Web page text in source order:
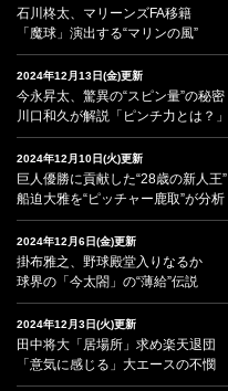
石川柊太、マリーンズFA移籍
「魔球」演出する“マリンの風”
2024年12月13日(金)更新
今永昇太、驚異の“スピン量”の秘密
川口和久が解説「ピンチ力とは？」
2024年12月10日(火)更新
巨人優勝に貢献した“28歳の新人王”
船迫大雅を“ピッチャー鹿取”が分析
2024年12月6日(金)更新
掛布雅之、野球殿堂入りなるか
球界の「今太閤」の“薄給”伝説
2024年12月3日(火)更新
田中将大「居場所」求め楽天退団
「意気に感じる」大エースの不憫